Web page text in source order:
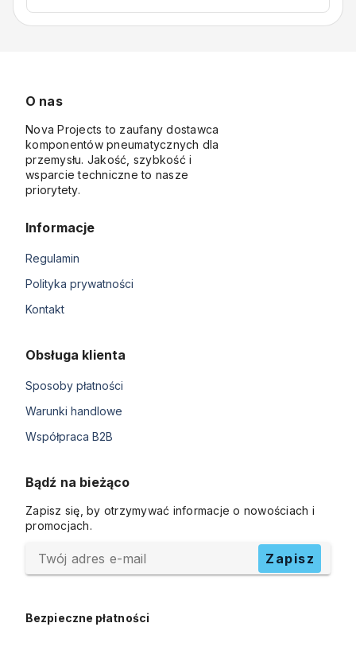
O nas
Nova Projects to zaufany dostawca
komponentów pneumatycznych dla
przemysłu. Jakość, szybkość i
wsparcie techniczne to nasze
priorytety.
Informacje
Regulamin
Polityka prywatności
Kontakt
Obsługa klienta
Sposoby płatności
Warunki handlowe
Współpraca B2B
Bądź na bieżąco
Zapisz się, by otrzymywać informacje o nowościach i
promocjach.
Twój adres e-mail Zapisz
Bezpieczne płatności